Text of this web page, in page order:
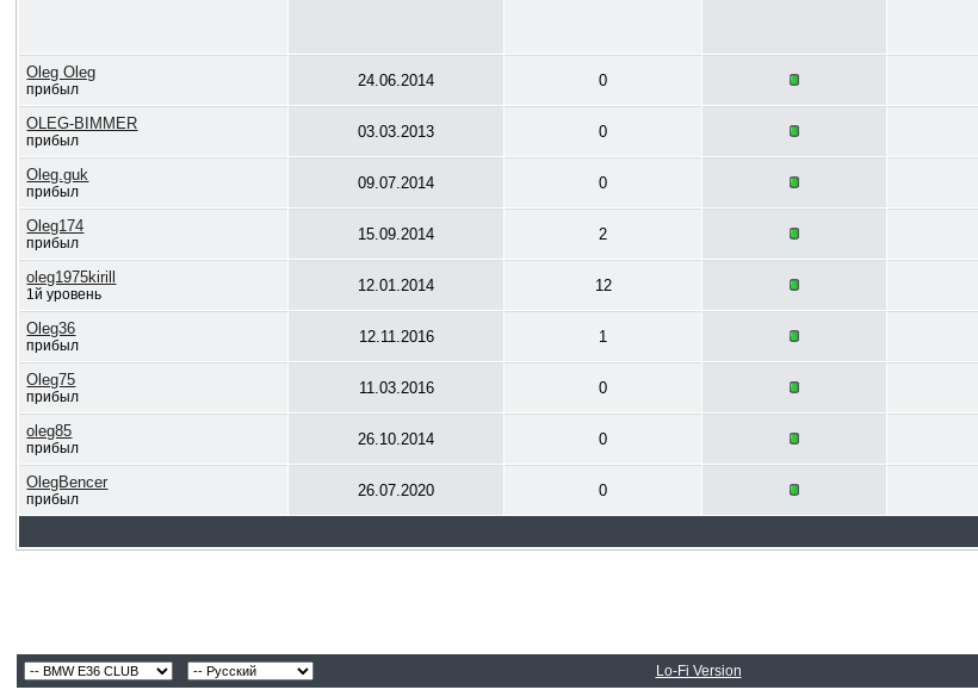
Oleg Oleg
прибыл 24.06.2014 0
OLEG-BIMMER
прибыл 03.03.2013 0
Oleg.guk
прибыл 09.07.2014 0
Oleg174
прибыл 15.09.2014 2
oleg1975kirill
1й уровень 12.01.2014 12
Oleg36
прибыл 12.11.2016 1
Oleg75
прибыл 11.03.2016 0
oleg85
прибыл 26.10.2014 0
OlegBencer
прибыл 26.07.2020 0
Lo-Fi Version